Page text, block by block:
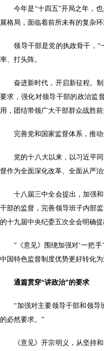
今年是“十四五”开局之年，也
展格局，面临着前所未有的复杂环
领导干部是党的执政骨干，“一
率、打头阵。
奋进新时代，开启新征程。制
要求，强化对领导干部的政治监
用，团结带领广大干部群众战胜
完善党和国家监督体系，推动
党的十八大以来，以习近平同
督作为全面深化改革、全面从严治
十八届三中全会提出，加强和
干部的监督，完善领导班子内部
的十九届中央纪委五次全会明确
“《意见》围绕加强对‘一把手’
中国特色监督制度优势更好转化
通篇贯穿“讲政治”的要求
“加强对主要领导干部和领导班
的必然要求。”
《意见》开宗明义，从坚持和